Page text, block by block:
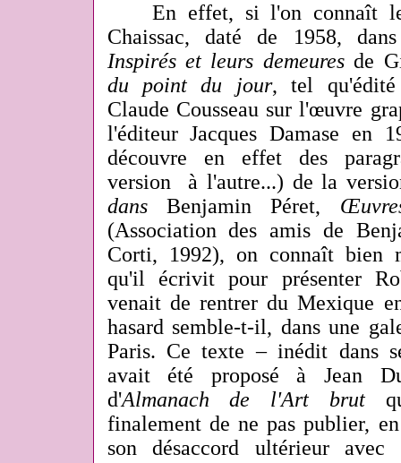
En effet, si l'on connaît le
Chaissac, daté de 1958,
Inspirés et leurs demeuresde
du point du jour, tel
Claude Cousseau sur l'œuvre
l'éditeur Jacques Damase en
découvre en effet des
version à l'autre...) de la
dans Benjamin Péret,
(Association des amis de
Corti, 1992), on connaît bien
qu'il écrivit pour présenter
venait de rentrer du Mexique
hasard semble-t-il, dans une
Paris. Ce texte – inédit dans
avait été proposé à Jean
d'Almanach de l'Art brut
finalement de ne pas publier,
son désaccord ultérieur